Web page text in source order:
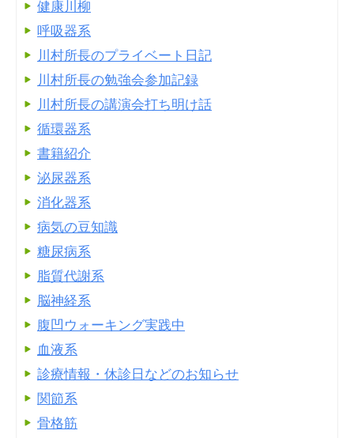
健康川柳
呼吸器系
川村所長のプライベート日記
川村所長の勉強会参加記録
川村所長の講演会打ち明け話
循環器系
書籍紹介
泌尿器系
消化器系
病気の豆知識
糖尿病系
脂質代謝系
脳神経系
腹凹ウォーキング実践中
血液系
診療情報・休診日などのお知らせ
関節系
骨格筋